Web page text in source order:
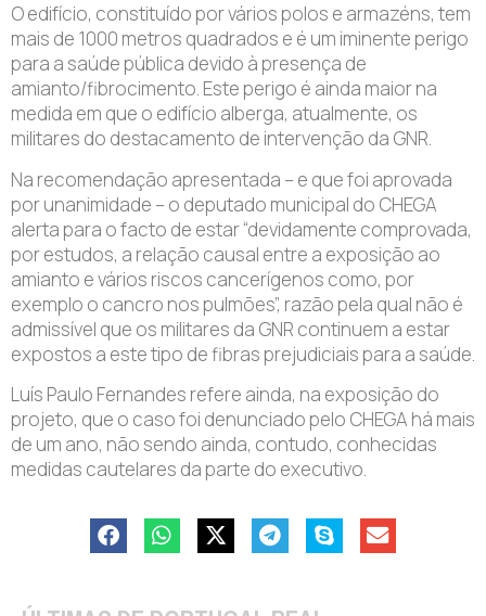
O edifício, constituído por vários polos e armazéns, tem
mais de 1000 metros quadrados e é um iminente perigo
para a saúde pública devido à presença de
amianto/fibrocimento. Este perigo é ainda maior na
medida em que o edifício alberga, atualmente, os
militares do destacamento de intervenção da GNR.
Na recomendação apresentada – e que foi aprovada
por unanimidade – o deputado municipal do CHEGA
alerta para o facto de estar “devidamente comprovada,
por estudos, a relação causal entre a exposição ao
amianto e vários riscos cancerígenos como, por
exemplo o cancro nos pulmões”, razão pela qual não é
admissível que os militares da GNR continuem a estar
expostos a este tipo de fibras prejudiciais para a saúde.
Luís Paulo Fernandes refere ainda, na exposição do
projeto, que o caso foi denunciado pelo CHEGA há mais
de um ano, não sendo ainda, contudo, conhecidas
medidas cautelares da parte do executivo.